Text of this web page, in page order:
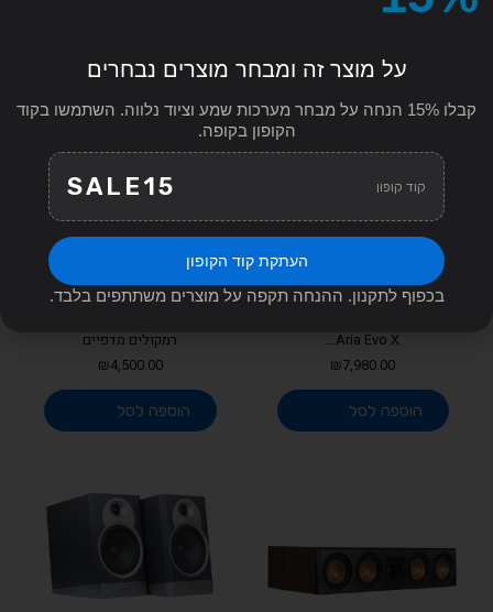
for:
Aria Evo X...
₪7,980.00
הוספה לסל
רמקולים מדפיים
₪4,500.00
הוספה לסל
על מוצר זה ומבחר מוצרים נבחרים
קבלו 15% הנחה על מבחר מערכות שמע וציוד נלווה. השתמשו בקוד
הקופון בקופה.
קוד קופון SALE15
העתקת קוד הקופון
בכפוף לתקנון. ההנחה תקפה על מוצרים משתתפים בלבד.